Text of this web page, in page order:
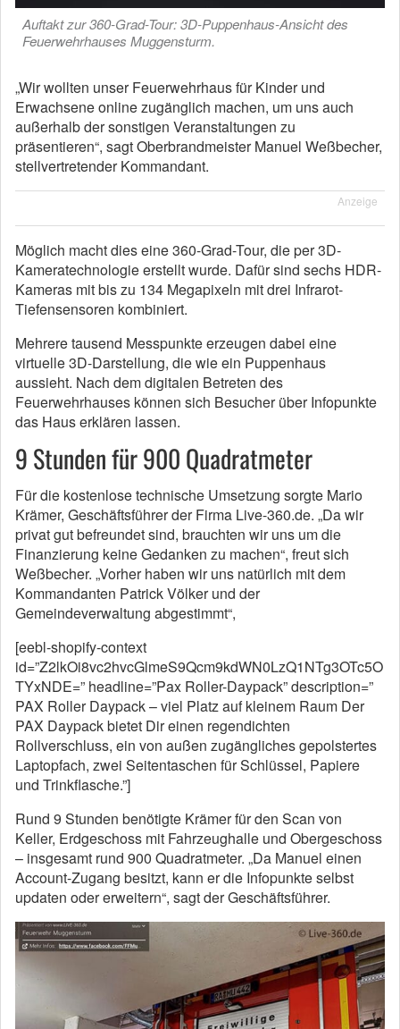
Auftakt zur 360-Grad-Tour: 3D-Puppenhaus-Ansicht des
Feuerwehrhauses Muggensturm.
„Wir wollten unser Feuerwehrhaus für Kinder und
Erwachsene online zugänglich machen, um uns auch
außerhalb der sonstigen Veranstaltungen zu
präsentieren“, sagt Oberbrandmeister Manuel Weßbecher,
stellvertretender Kommandant.
Anzeige
Möglich macht dies eine 360-Grad-Tour, die per 3D-
Kameratechnologie erstellt wurde. Dafür sind sechs HDR-
Kameras mit bis zu 134 Megapixeln mit drei Infrarot-
Tiefensensoren kombiniert.
Mehrere tausend Messpunkte erzeugen dabei eine
virtuelle 3D-Darstellung, die wie ein Puppenhaus
aussieht. Nach dem digitalen Betreten des
Feuerwehrhauses können sich Besucher über Infopunkte
das Haus erklären lassen.
9 Stunden für 900 Quadratmeter
Für die kostenlose technische Umsetzung sorgte Mario
Krämer, Geschäftsführer der Firma Live-360.de. „Da wir
privat gut befreundet sind, brauchten wir uns um die
Finanzierung keine Gedanken zu machen“, freut sich
Weßbecher. „Vorher haben wir uns natürlich mit dem
Kommandanten Patrick Völker und der
Gemeindeverwaltung abgestimmt“,
[eebl-shopify-context
id=”Z2lkOi8vc2hvcGlmeS9Qcm9kdWN0LzQ1NTg3OTc5O
TYxNDE=” headline=”Pax Roller-Daypack” description=”
PAX Roller Daypack – viel Platz auf kleinem Raum Der
PAX Daypack bietet Dir einen regendichten
Rollverschluss, ein von außen zugängliches gepolstertes
Laptopfach, zwei Seitentaschen für Schlüssel, Papiere
und Trinkflasche.”]
Rund 9 Stunden benötigte Krämer für den Scan von
Keller, Erdgeschoss mit Fahrzeughalle und Obergeschoss
– insgesamt rund 900 Quadratmeter. „Da Manuel einen
Account-Zugang besitzt, kann er die Infopunkte selbst
updaten oder erweitern“, sagt der Geschäftsführer.